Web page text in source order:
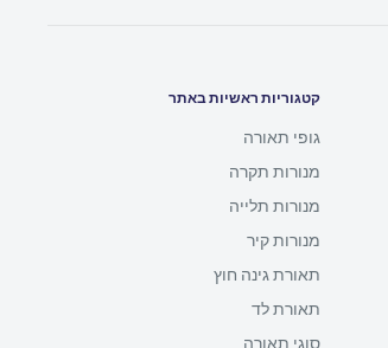
קטגוריות ראשיות באתר
גופי תאורה
מנורות תקרה
מנורות תלייה
מנורות קיר
תאורת גינה חוץ
תאורת לד
סוגי תאורה